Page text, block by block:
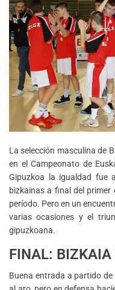
La selección masculina de
en el Campeonato de
Gipuzkoa la igualdad fue
bizkainas a final del
período. Pero en un
varias ocasiones y el
gipuzkoana.
FINAL:
Buena entrada a partido